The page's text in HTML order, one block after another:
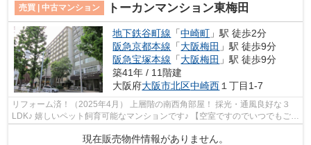
売買 | 中古マンション トーカンマンション東梅田
地下鉄谷町線 「中崎町 」駅 徒歩2分
阪急京都本線 「大阪梅田 」駅 徒歩9分
阪急宝塚本線 「大阪梅田 」駅 徒歩9分
築41年 / 11階建
大阪府大阪市北区中崎西 １丁目1-7
リフォーム済！（2025年4月） 上層階の南西角部屋！ 採光・通風良好な３
LDK♪ 嬉しいペット飼育可能なマンションです♪ 【空室ですのでいつでもご案
現在販売物件情報がありません。